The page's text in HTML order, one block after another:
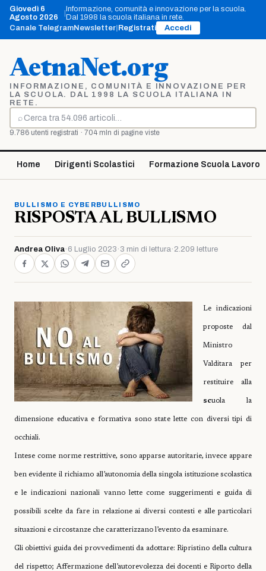
Vai
contenuto
Giovedì 6
Agosto 2026
Informazione, comunità e innovazione per la scuola.
Dal 1998 la scuola italiana in rete.
Canale TelegramNewsletter Registrati Accedi
AetnaNet.org
INFORMAZIONE, COMUNITÀ E INNOVAZIONE PER
LA SCUOLA. DAL 1998 LA SCUOLA ITALIANA IN
RETE.
⌕
Cerca
9.786 utenti registrati · 704 mln di pagine viste
Home Dirigenti Scolastici Formazione Scuola Lavoro
BULLISMO E CYBERBULLISMO
RISPOSTA AL BULLISMO
Andrea Oliva· 6 Luglio 2023 · 3 min di lettura· 2.209 letture
Le indicazioni
proposte dal
Ministro
Valditara per
restituire alla
scuola la
dimensione educativa e formativa sono state lette con diversi tipi di
occhiali.
Intese come norme restrittive, sono apparse autoritarie, invece appare
ben evidente il richiamo all’autonomia della singola istituzione scolastica
e le indicazioni nazionali vanno lette come suggerimenti e guida di
possibili scelte da fare in relazione ai diversi contesti e alle particolari
situazioni e circostanze che caratterizzano l’evento da esaminare.
Gli obiettivi guida dei provvedimenti da adottare:Ripristino della cultura
del rispetto; Affermazione dell’autorevolezza dei docenti e Riporto della